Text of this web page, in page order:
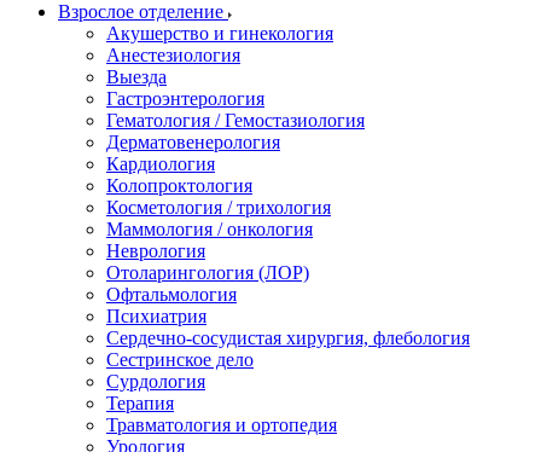
Взрослое отделение
Акушерство и гинекология
Анестезиология
Выезда
Гастроэнтерология
Гематология / Гемостазиология
Дерматовенерология
Кардиология
Колопроктология
Косметология / трихология
Маммология / онкология
Неврология
Отоларингология (ЛОР)
Офтальмология
Психиатрия
Сердечно-сосудистая хирургия, флебология
Сестринское дело
Сурдология
Терапия
Травматология и ортопедия
Урология